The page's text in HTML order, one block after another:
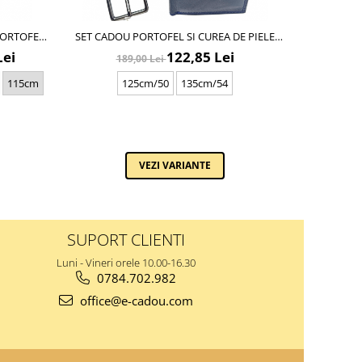
4
115cm
SET CADOU PORTOFEL SI CUREA DE PIELE
ECOLOGICA BLEOMARIN, LYK12006-BLM,
LATIME CUREA 3.5CM, E-CADOU
189,00 Lei122,85 Lei
125cm/50 135cm/54
VEZI VARIANTE
SUPORT CLIENTI
Luni - Vineri orele 10.00-16.30
0784.702.982
office@e-cadou.com